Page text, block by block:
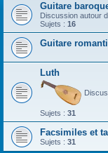
Guitare
Discussion autour
Sujets : 16
Guitare
Luth
Sujets : 31
Facsimiles et
Sujets : 31